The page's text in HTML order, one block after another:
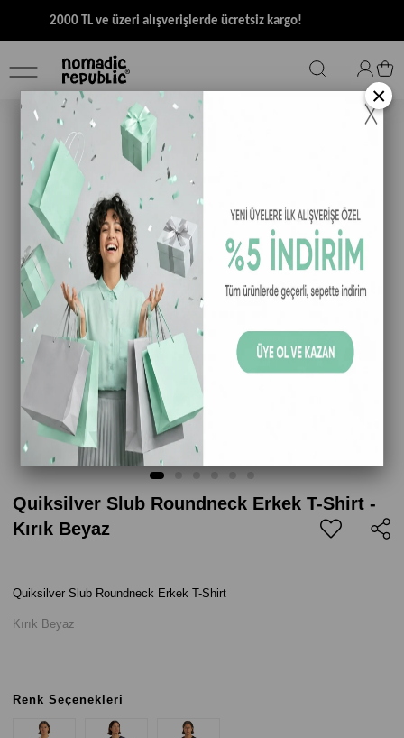
2000 TL ve üzeri alışverişlerde ücretsiz kargo!
Quiksilver Slub Roundneck Erkek T-Shirt -
Kırık Beyaz
Quiksilver Slub Roundneck Erkek T-Shirt
Kırık Beyaz
Renk Seçenekleri
×